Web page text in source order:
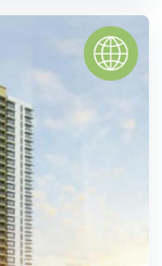
khách hàng
được trang bị